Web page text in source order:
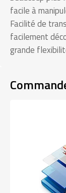
facile à
Facilité de
facilement
grande